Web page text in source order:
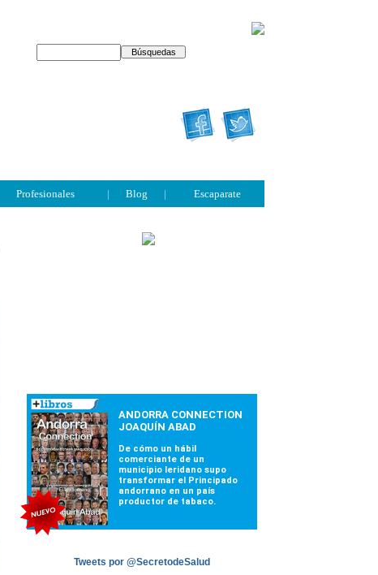
Profesionales | Blog | Escaparate
Tweets por @SecretodeSalud